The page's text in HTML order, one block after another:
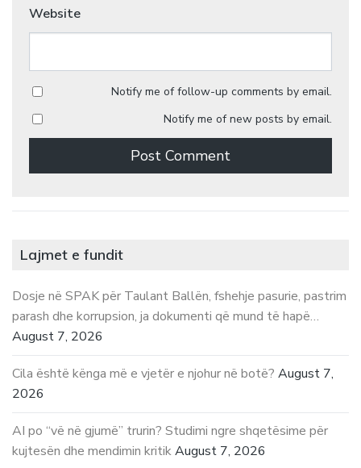
Website
Notify me of follow-up comments by email.
Notify me of new posts by email.
Lajmet e fundit
Dosje në SPAK për Taulant Ballën, fshehje pasurie, pastrim
parash dhe korrupsion, ja dokumenti që mund të hapë…
August 7, 2026
Cila është kënga më e vjetër e njohur në botë? August 7,
2026
AI po “vë në gjumë” trurin? Studimi ngre shqetësime për
kujtesën dhe mendimin kritikAugust 7, 2026